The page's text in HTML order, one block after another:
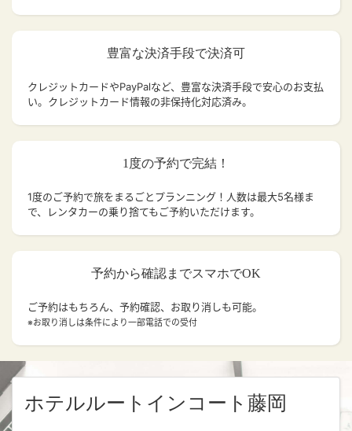
豊富な決済手段で決済可
クレジットカードやPayPalなど、豊富な決済手段で安心のお支払
い。クレジットカード情報の非保持化対応済み。
1度の予約で完結！
1度のご予約で旅をまるごとプランニング！人数は最大5名様ま
で、レンタカーの乗り捨てもご予約いただけます。
予約から確認までスマホでOK
ご予約はもちろん、予約確認、お取り消しも可能。
※お取り消しは条件により一部電話での受付
ホテルルートインコート藤岡